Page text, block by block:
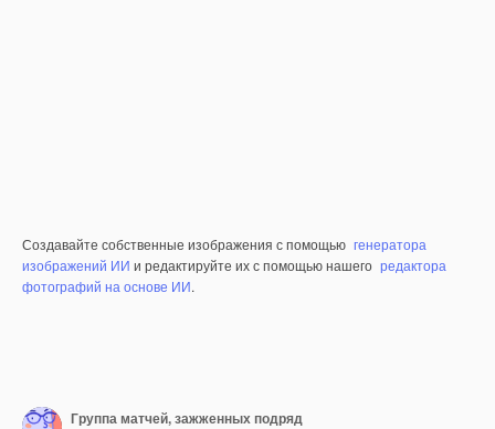
Создавайте собственные изображения с помощью генератора
изображений ИИ и редактируйте их с помощью нашего редактора
фотографий на основе ИИ.
Группа матчей, зажженных подряд